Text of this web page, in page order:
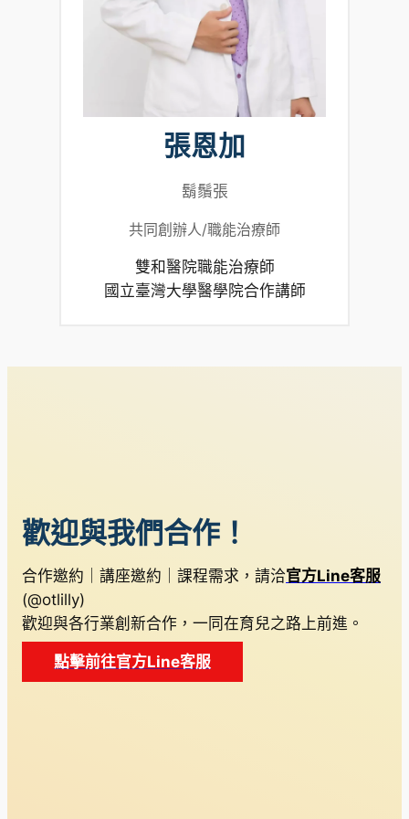
張恩加
鬍鬚張
共同創辦人/職能治療師
雙和醫院職能治療師
國立臺灣大學醫學院合作講師
歡迎與我們合作！
合作邀約｜講座邀約｜課程需求，請洽官方Line客服
(@otlilly)
歡迎與各行業創新合作，一同在育兒之路上前進。
點擊前往官方Line客服